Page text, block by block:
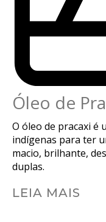
Óleo de
O óleo de pracaxi é
indígenas para ter
macio, brilhante,
duplas.
LEIA MAIS